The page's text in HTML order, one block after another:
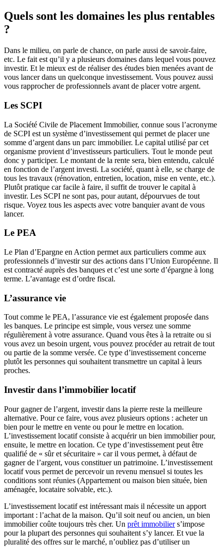
Quels sont les domaines les plus rentables
?
Dans le milieu, on parle de chance, on parle aussi de savoir-faire,
etc. Le fait est qu’il y a plusieurs domaines dans lequel vous pouvez
investir. Et le mieux est de réaliser des études bien menées avant de
vous lancer dans un quelconque investissement. Vous pouvez aussi
vous rapprocher de professionnels avant de placer votre argent.
Les SCPI
La Société Civile de Placement Immobilier, connue sous l’acronyme
de SCPI est un système d’investissement qui permet de placer une
somme d’argent dans un parc immobilier. Le capital utilisé par cet
organisme provient d’investisseurs particuliers. Tout le monde peut
donc y participer. Le montant de la rente sera, bien entendu, calculé
en fonction de l’argent investi. La société, quant à elle, se charge de
tous les travaux (rénovation, entretien, location, mise en vente, etc.).
Plutôt pratique car facile à faire, il suffit de trouver le capital à
investir. Les SCPI ne sont pas, pour autant, dépourvues de tout
risque. Voyez tous les aspects avec votre banquier avant de vous
lancer.
Le PEA
Le Plan d’Epargne en Action permet aux particuliers comme aux
professionnels d’investir sur des actions dans l’Union Européenne. Il
est contracté auprès des banques et c’est une sorte d’épargne à long
terme. L’avantage est d’ordre fiscal.
L’assurance vie
Tout comme le PEA, l’assurance vie est également proposée dans
les banques. Le principe est simple, vous versez une somme
régulièrement à votre assurance. Quand vous êtes à la retraite ou si
vous avez un besoin urgent, vous pouvez procéder au retrait de tout
ou partie de la somme versée. Ce type d’investissement concerne
plutôt les personnes qui souhaitent transmettre un capital à leurs
proches.
Investir dans l’immobilier locatif
Pour gagner de l’argent, investir dans la pierre reste la meilleure
alternative. Pour ce faire, vous avez plusieurs options : acheter un
bien pour le mettre en vente ou pour le mettre en location.
L’investissement locatif consiste à acquérir un bien immobilier pour,
ensuite, le mettre en location. Ce type d’investissement peut être
qualifié de « sûr et sécuritaire » car il vous permet, à défaut de
gagner de l’argent, vous constituer un patrimoine. L’investissement
locatif vous permet de percevoir un revenu mensuel si toutes les
conditions sont réunies (Appartement ou maison bien située, bien
aménagée, locataire solvable, etc.).
L’investissement locatif est intéressant mais il nécessite un apport
important : l’achat de la maison. Qu’il soit neuf ou ancien, un bien
immobilier coûte toujours très cher. Un prêt immobiliers’impose
pour la plupart des personnes qui souhaitent s’y lancer. Et vue la
pluralité des offres sur le marché, n’oubliez pas d’utiliser un